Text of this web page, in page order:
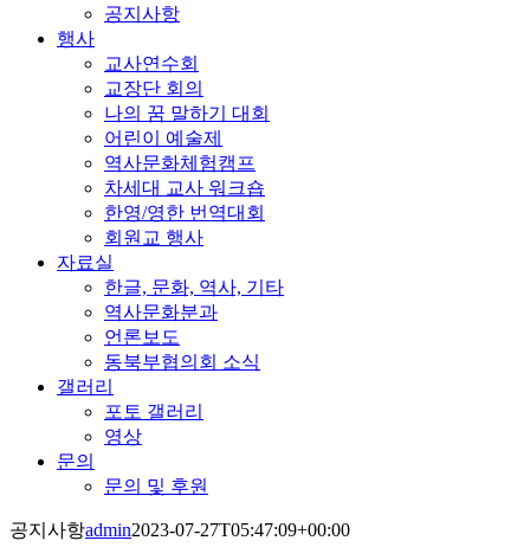
공지사항
행사
교사연수회
교장단 회의
나의 꿈 말하기 대회
어린이 예술제
역사문화체험캠프
차세대 교사 워크숍
한영/영한 번역대회
회원교 행사
자료실
한글, 문화, 역사, 기타
역사문화분과
언론보도
동북부협의회 소식
갤러리
포토 갤러리
영상
문의
문의 및 후원
공지사항admin2023-07-27T05:47:09+00:00